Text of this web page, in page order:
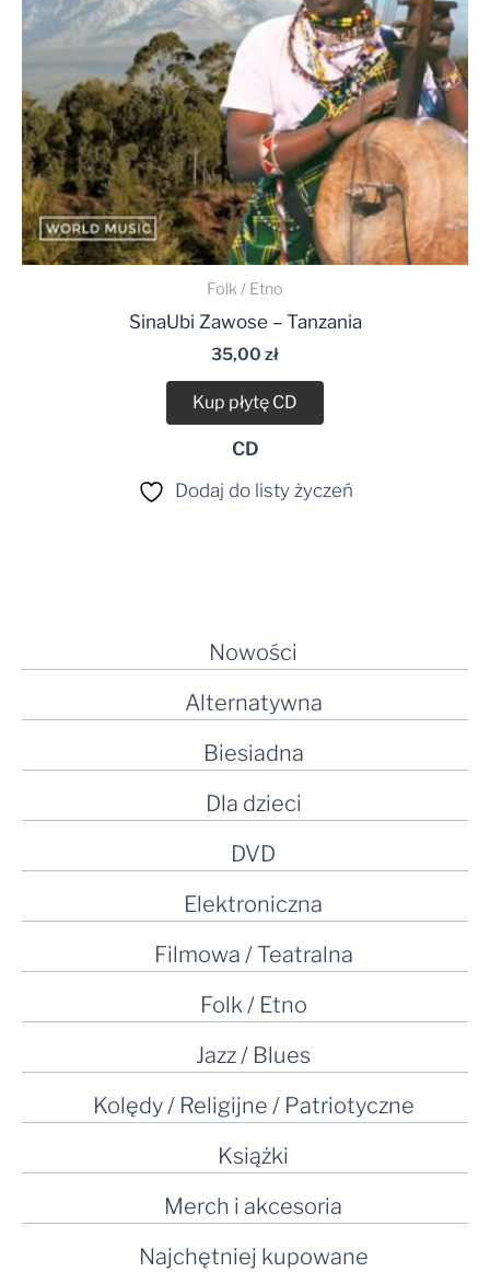
Nowości
Alternatywna
Biesiadna
Dla dzieci
DVD
Elektroniczna
Filmowa / Teatralna
Folk / Etno
Jazz / Blues
Kolędy / Religijne / Patriotyczne
Książki
Merch i akcesoria
Najchętniej kupowane
Folk / Etno
SinaUbi Zawose – Tanzania
35,00 zł
Kup płytę CD
CD
Dodaj do listy życzeń